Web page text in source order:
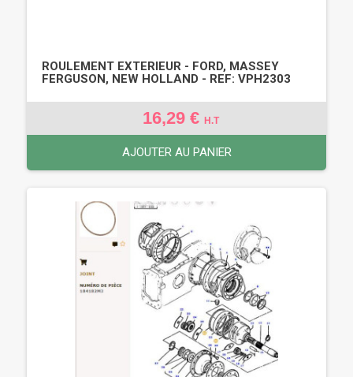
ROULEMENT EXTERIEUR - FORD, MASSEY
FERGUSON, NEW HOLLAND - REF: VPH2303
16,29 € H.T
AJOUTER AU PANIER